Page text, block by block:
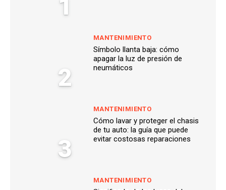
1
2
MANTENIMIENTO
Símbolo llanta baja: cómo
apagar la luz de presión de
neumáticos
3
MANTENIMIENTO
Cómo lavar y proteger el chasis
de tu auto: la guía que puede
evitar costosas reparaciones
MANTENIMIENTO